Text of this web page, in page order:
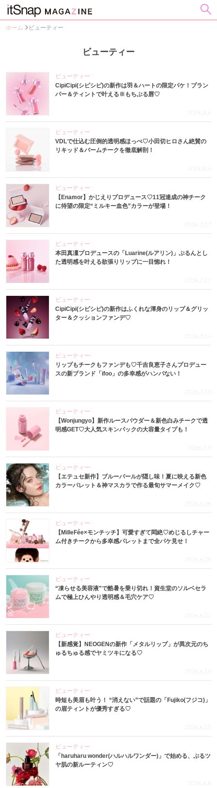
ホーム ビューティー
ビューティー
ビューティー
CipiCipi(シピシピ)の新作は羽＆ハートの限定パケ！プラン
パー＆ティントで叶える※もちぷる唇♡
2026.8.6
ビューティー
VDLで仕込む圧倒的透明感ほっぺ♡小田切ヒロさん絶賛の
リキッド＆バームチークを徹底解剖！
2026.8.4
ビューティー
【Enamor】かじえりプロデュース♡11冠達成の神チーク
に待望の限定“ミルキー血色”カラーが登場！
2026.7.27
ビューティー
本田真凜プロデュースの「Luarine(ルアリン)」ぷるんとし
た透明感を叶える欲張りリップに一目惚れ！
2026.7.22
ビューティー
CipiCipi(シピシピ)の新作はふくれな渾身のリップ＆グリッ
ター＆クッションファンデ♡
2026.7.14
ビューティー
リップもチークもファンデも♡千吉良恵子さんプロデュー
スの新ブランド「ifoo」の多幸感がハンパない！
2026.7.10
ビューティー
【Wonjungyo】新作ルースパウダー＆新色白みチークで透
明感GET♡大人気スキンパックの大容量タイプも！
2026.7.9
ビューティー
【エテュセ新作】ブルーパールが隠し味！夏に映える新色
カラーパレット＆神マスカラで作る最旬サマーメイク♡
2026.6.26
ビューティー
【MilleFée×モンチッチ】可愛すぎて悶絶♡めじるしチャー
ム付きチークから多幸感パレットまで全パケ見せ！
2026.6.25
ビューティー
“凍らせる美容液”で酷暑を乗り切れ！資生堂のソルベセラ
ムで極上ひんやり透明感＆毛穴ケア♡
2026.6.22
ビューティー
【新感覚】NEOGENの新作「メタルリップ」が異次元のち
ゅるちゅる感でヤミツキになる♡
2026.6.19
ビューティー
時短も美眉も叶う！ “消えない”で話題の「Fujiko(フジコ)」
の眉ティントが優秀すぎる♡
2026.6.15
ビューティー
「haruharu wonder(ハルハルワンダー)」で始める、ぷるツ
ヤ肌の新ルーティン♡
2026.6.8